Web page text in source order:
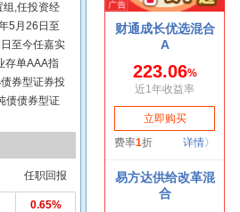
组,任投资经
5月26日至
至今任嘉实
存单AAA指
券型证券投
债债券型证
任职回报
0.65%